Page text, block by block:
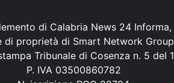
di Calabria News 24 Informa,
di proprietà di Smart Network
Tribunale di Cosenza n. 5 del
P. IVA 03500860782